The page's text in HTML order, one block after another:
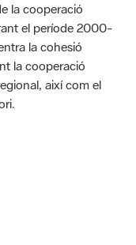
la cooperació
el període 2000-
la cohesió
la cooperació
així com el
es de 0 estrellas de